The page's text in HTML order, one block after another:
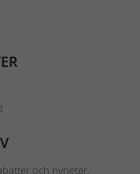
och nyheter.